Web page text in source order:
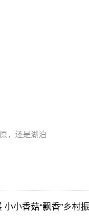
，还是湖泊
小香菇“飘香”乡村